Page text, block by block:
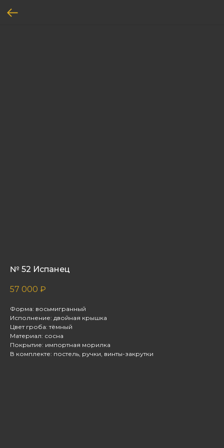
№ 52 Испанец
57 000 ₽
Форма: восьмигранный
Исполнение: двойная крышка
Цвет гроба: тёмный
Материал: сосна
Покрытие: импортная морилка
В комплекте: постель, ручки, винты-закрутки